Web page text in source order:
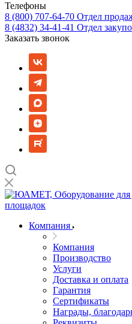
Телефоны
8 (800) 707-64-70 Отдел
8 (4832) 34-41-41 Отдел
Заказать звонок
Компания
Компания
Производство
Услуги
Доставка и оплата
Гарантия
Сертификаты
Награды,